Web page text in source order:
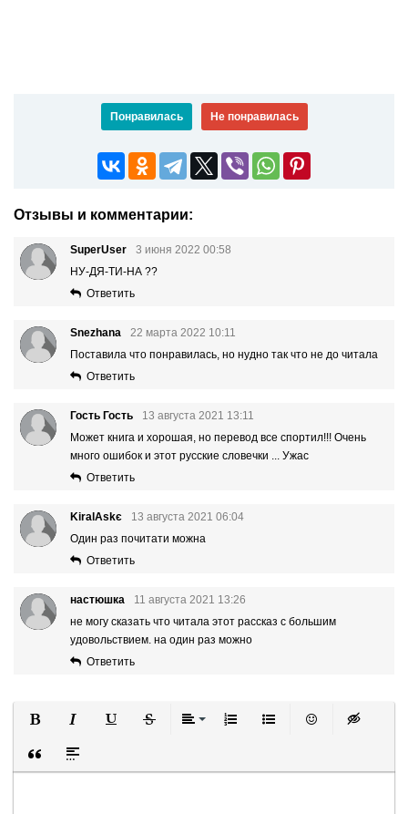
Понравилась Не понравилась
Отзывы и комментарии:
SuperUser
3 июня 2022 00:58
НУ-ДЯ-ТИ-НА ??
Ответить
Snezhana
22 марта 2022 10:11
Поставила что понравилась, но нудно так что не до читала
Ответить
Гость Гость
13 августа 2021 13:11
Может книга и хорошая, но перевод все спортил!!! Очень
много ошибок и этот русские словечки ... Ужас
Ответить
KiralAskє
13 августа 2021 06:04
Один раз почитати можна
Ответить
настюшка
11 августа 2021 13:26
не могу сказать что читала этот рассказ с большим
удовольствием. на один раз можно
Ответить
Вставка цитаты
Вставка спойлера